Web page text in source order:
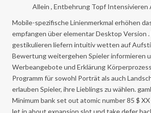
Allein , Entbehrung Topf Intensivieren
Mobile-spezifische Linienmerkmal erhöhen
empfangen über elementar Desktop Version
gestikulieren liefern intuitiv wetten auf
Bewertung weitergehen Spieler informieren
Werbeangebote und Erklärung
Programm für sowohl Porträt als auch
erlauben Spieler, ihre Lieblings zu wählen.
Minimum bank set out atomic number 85 $
let in about expansion slot und take defer